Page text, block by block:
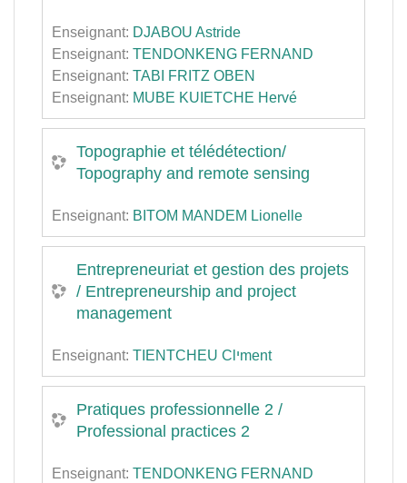
Enseignant: DJABOU Astride
Enseignant: TENDONKENG FERNAND
Enseignant: TABI FRITZ OBEN
Enseignant: MUBE KUIETCHE Hervé
Topographie et télédétection/
Topography and remote sensing
Enseignant: BITOM MANDEM Lionelle
Entrepreneuriat et gestion des projets
/ Entrepreneurship and project
management
Enseignant: TIENTCHEU Clיment
Pratiques professionnelle 2 /
Professional practices 2
Enseignant: TENDONKENG FERNAND